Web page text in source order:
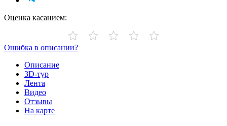
Оценка касанием:
Ошибка в описании?
Описание
3D-тур
Лента
Видео
Отзывы
На карте